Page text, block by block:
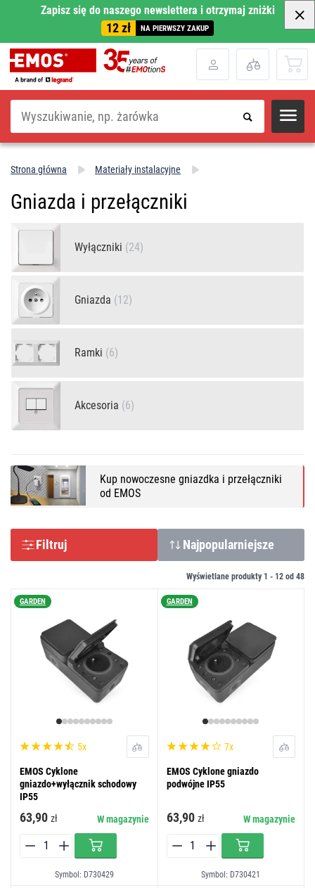
Zapisz się do naszego newslettera i otrzymaj zniżki
12 zł NA PIERWSZY ZAKUP
Szukaj
Strona główna Materiały instalacyjne
Gniazda i przełączniki
Wyłączniki (24)
Gniazda (12)
Ramki (6)
Akcesoria (6)
Kup nowoczesne gniazdka i przełączniki
od EMOS
Filtruj Najpopularniejsze
Wyświetlane produkty 1 - 12 od 48
GARDEN
5x
EMOS Cyklone
gniazdo+wyłącznik schodowy
IP55
63,90 zł W magazynie
Symbol: D730429
GARDEN
7x
EMOS Cyklone gniazdo
podwójne IP55
63,90 zł W magazynie
Symbol: D730421